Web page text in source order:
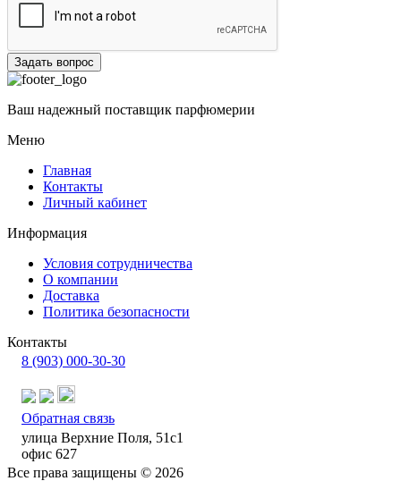
Задать вопрос
Ваш надежный поставщик парфюмерии
Меню
Главная
Контакты
Личный кабинет
Информация
Условия сотрудничества
О компании
Доставка
Политика безопасности
Контакты
8 (903) 000-30-30
Обратная связь
улица Верхние Поля, 51с1
офис 627
Все права защищены © 2026